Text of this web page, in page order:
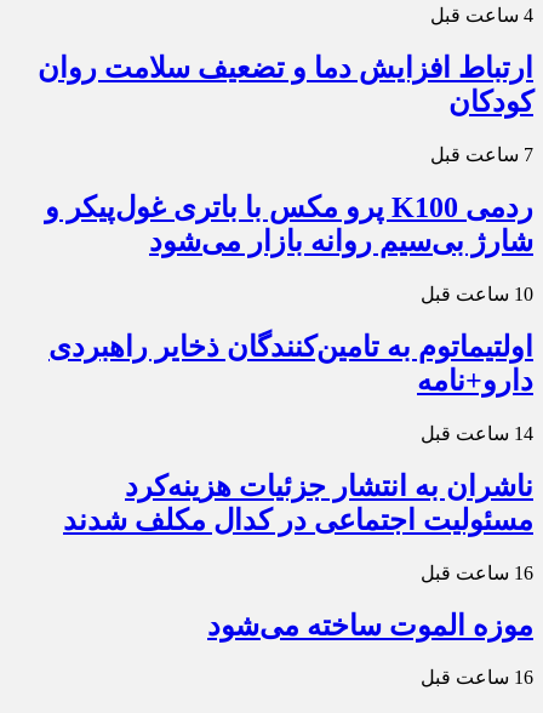
4 ساعت قبل
ارتباط افزایش دما و تضعیف سلامت روان
کودکان
7 ساعت قبل
ردمی K100 پرو مکس با باتری غول‌پیکر و
شارژ بی‌سیم روانه بازار می‌شود
10 ساعت قبل
اولتیماتوم به تامین‌کنندگان ذخایر راهبردی
دارو+نامه
14 ساعت قبل
ناشران به انتشار جزئیات هزینه‌کرد
مسئولیت اجتماعی در کدال مکلف شدند
16 ساعت قبل
موزه الموت ساخته می‌شود
16 ساعت قبل